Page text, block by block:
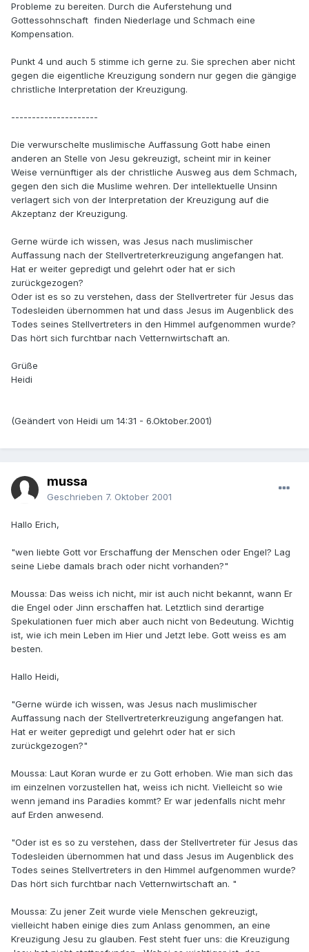
Probleme zu bereiten. Durch die Auferstehung und
Gottessohnschaft finden Niederlage und Schmach eine
Kompensation.
Punkt 4 und auch 5 stimme ich gerne zu. Sie sprechen aber nicht
gegen die eigentliche Kreuzigung sondern nur gegen die gängige
christliche Interpretation der Kreuzigung.
---------------------
Die verwurschelte muslimische Auffassung Gott habe einen
anderen an Stelle von Jesu gekreuzigt, scheint mir in keiner
Weise vernünftiger als der christliche Ausweg aus dem Schmach,
gegen den sich die Muslime wehren. Der intellektuelle Unsinn
verlagert sich von der Interpretation der Kreuzigung auf die
Akzeptanz der Kreuzigung.
Gerne würde ich wissen, was Jesus nach muslimischer
Auffassung nach der Stellvertreterkreuzigung angefangen hat.
Hat er weiter gepredigt und gelehrt oder hat er sich
zurückgezogen?
Oder ist es so zu verstehen, dass der Stellvertreter für Jesus das
Todesleiden übernommen hat und dass Jesus im Augenblick des
Todes seines Stellvertreters in den Himmel aufgenommen wurde?
Das hört sich furchtbar nach Vetternwirtschaft an.
Grüße
Heidi
(Geändert von Heidi um 14:31 - 6.Oktober.2001)
mussa
Geschrieben 7. Oktober 2001
Hallo Erich,
"wen liebte Gott vor Erschaffung der Menschen oder Engel? Lag
seine Liebe damals brach oder nicht vorhanden?"
Moussa: Das weiss ich nicht, mir ist auch nicht bekannt, wann Er
die Engel oder Jinn erschaffen hat. Letztlich sind derartige
Spekulationen fuer mich aber auch nicht von Bedeutung. Wichtig
ist, wie ich mein Leben im Hier und Jetzt lebe. Gott weiss es am
besten.
Hallo Heidi,
"Gerne würde ich wissen, was Jesus nach muslimischer
Auffassung nach der Stellvertreterkreuzigung angefangen hat.
Hat er weiter gepredigt und gelehrt oder hat er sich
zurückgezogen?"
Moussa: Laut Koran wurde er zu Gott erhoben. Wie man sich das
im einzelnen vorzustellen hat, weiss ich nicht. Vielleicht so wie
wenn jemand ins Paradies kommt? Er war jedenfalls nicht mehr
auf Erden anwesend.
"Oder ist es so zu verstehen, dass der Stellvertreter für Jesus das
Todesleiden übernommen hat und dass Jesus im Augenblick des
Todes seines Stellvertreters in den Himmel aufgenommen wurde?
Das hört sich furchtbar nach Vetternwirtschaft an. "
Moussa: Zu jener Zeit wurde viele Menschen gekreuzigt,
vielleicht haben einige dies zum Anlass genommen, an eine
Kreuzigung Jesu zu glauben. Fest steht fuer uns: die Kreuzigung